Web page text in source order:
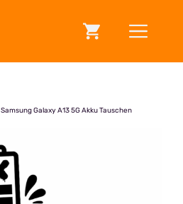
Samsung Galaxy A13 5G Akku Tauschen